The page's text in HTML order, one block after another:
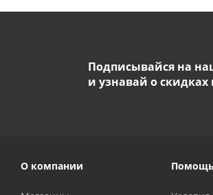
Подписывайся на
и узнавай о
О компании Помощь